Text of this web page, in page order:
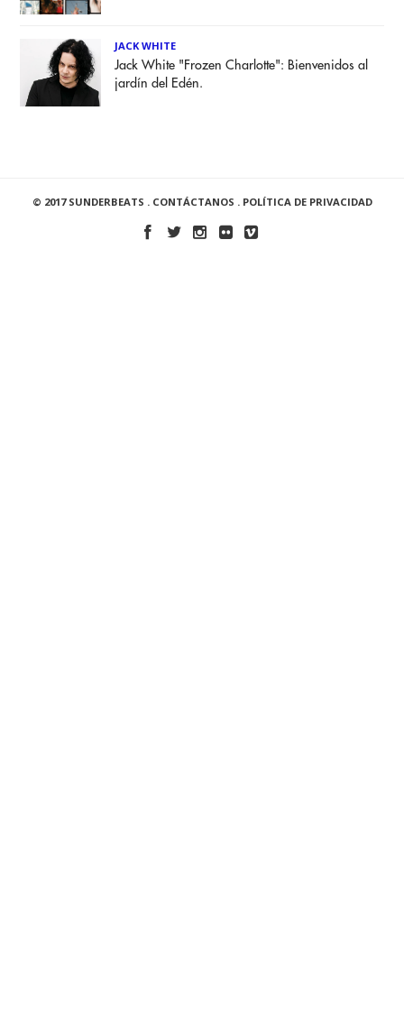
JACK WHITE
Jack White "Frozen Charlotte": Bienvenidos al
jardín del Edén.
© 2017 SUNDERBEATS . CONTÁCTANOS . POLÍTICA DE PRIVACIDAD